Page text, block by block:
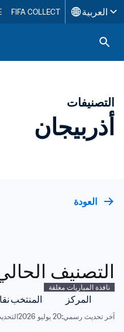
FIFA COLLECT العربية
التصنيفات
أذربيجان
العودة
التصنيف
نافذة المباريات مغلقة
المركز المنتخب
آخر تحديث رسمي:20 يوليو 2026